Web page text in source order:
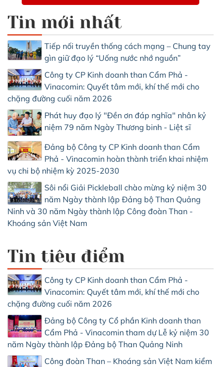
Tin mới nhất
Tiếp nối truyền thống cách mạng – Chung tay
gìn giữ đạo lý “Uống nước nhớ nguồn”
Công ty CP Kinh doanh than Cẩm Phả -
Vinacomin: Quyết tâm mới, khí thế mới cho
chặng đường cuối năm 2026
Phát huy đạo lý "Đền ơn đáp nghĩa" nhân kỷ
niệm 79 năm Ngày Thương binh - Liệt sĩ
Đảng bộ Công ty CP Kinh doanh than Cẩm
Phả - Vinacomin hoàn thành triển khai nhiệm
vụ chi bộ nhiệm kỳ 2025-2030
Sôi nổi Giải Pickleball chào mừng kỷ niệm 30
năm Ngày thành lập Đảng bộ Than Quảng
Ninh và 30 năm Ngày thành lập Công đoàn Than -
Khoáng sản Việt Nam
Tin tiêu điểm
Công ty CP Kinh doanh than Cẩm Phả -
Vinacomin: Quyết tâm mới, khí thế mới cho
chặng đường cuối năm 2026
Đảng bộ Công ty Cổ phần Kinh doanh than
Cẩm Phả - Vinacomin tham dự Lễ kỷ niệm 30
năm Ngày thành lập Đảng bộ Than Quảng Ninh
Công đoàn Than – Khoáng sản Việt Nam kiểm